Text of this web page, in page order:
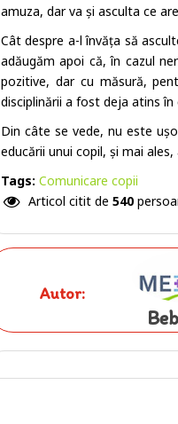
amuza, dar va și asculta ce
Cât despre a-l învăța să
adăugăm apoi că, în cazul
pozitive, dar cu măsură,
disciplinării a fost deja atins
Din câte se vede, nu este
educării unui copil, și mai
Tags: Comunicare copii
Articol citit de 540
Autor: